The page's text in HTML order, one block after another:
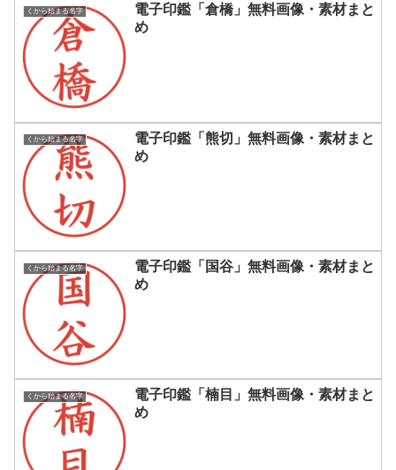
くから始まる名字
電子印鑑「倉橋」無料画像・素材まと
め
くから始まる名字
電子印鑑「熊切」無料画像・素材まと
め
くから始まる名字
電子印鑑「国谷」無料画像・素材まと
め
くから始まる名字
電子印鑑「楠目」無料画像・素材まと
め